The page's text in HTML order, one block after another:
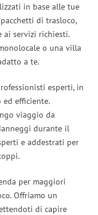
in base alle tue
di trasloco,
ai servizi richiesti.
o una villa
a te.
esperti, in
efficiente.
viaggio da
durante il
e addestrati per
per maggiori
Offriamo un
di capire